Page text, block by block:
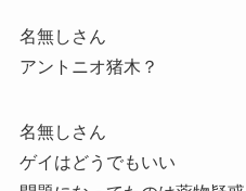
名無しさん
アントニオ猪木？
名無しさん
ゲイはどうでもいい